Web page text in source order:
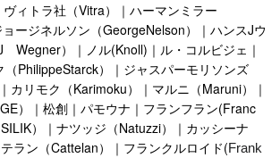
ィトラ社（Vitra）｜ハーマンミラー
ージネルソン（GeorgeNelson）｜ハンスJウ
）｜ノル(Knoll)｜ル・コルビジェ｜
（PhilippeStarck）｜ジャスパーモリソンズ
カリモク（Karimoku）｜マルニ（Maruni）｜
）｜松創｜パモウナ｜フランフラン(Franc
）｜ナツッジ（Natuzzi）｜カッシーナ
テラン（Cattelan）｜フランクルロイド(Frank